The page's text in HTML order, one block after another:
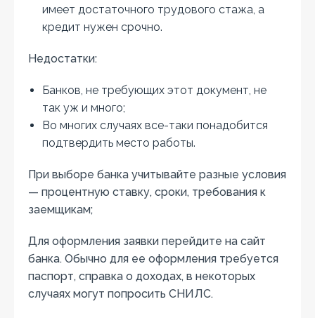
имеет достаточного трудового стажа, а
кредит нужен срочно.
Недостатки:
Банков, не требующих этот документ, не
так уж и много;
Во многих случаях все-таки понадобится
подтвердить место работы.
При выборе банка учитывайте разные условия
— процентную ставку, сроки, требования к
заемщикам;
Для оформления заявки перейдите на сайт
банка. Обычно для ее оформления требуется
паспорт, справка о доходах, в некоторых
случаях могут попросить СНИЛС.